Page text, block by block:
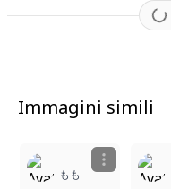
Immagini simili
もも